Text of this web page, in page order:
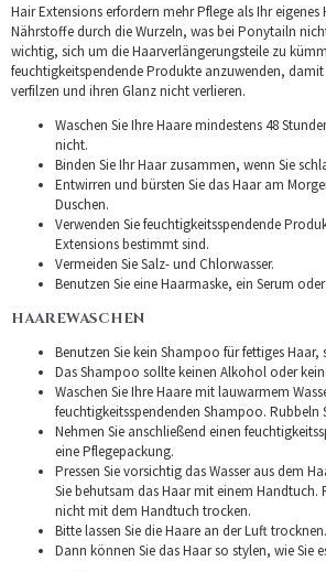
Hair Extensions erfordern mehr Pflege als Ihr eigenes
Nährstoffe durch die Wurzeln, was bei Ponytailn
wichtig, sich um die Haarverlängerungsteile zu
feuchtigkeitspendende Produkte anzuwenden,
verfilzen und ihren Glanz nicht verlieren.
Waschen Sie Ihre Haare mindestens 48
nicht.
Binden Sie Ihr Haar zusammen, wenn Sie
Entwirren und bürsten Sie das Haar am
Duschen.
Verwenden Sie feuchtigkeitsspendende
Extensions bestimmt sind.
Vermeiden Sie Salz- und Chlorwasser.
Benutzen Sie eine Haarmaske, ein Serum
HAAREWASCHEN
Benutzen Sie kein Shampoo für fettiges Haar,
Das Shampoo sollte keinen Alkohol oder
Waschen Sie Ihre Haare mit lauwarmem
feuchtigkeitsspendenden Shampoo. Rubbeln
Nehmen Sie anschließend einen
eine Pflegepackung.
Pressen Sie vorsichtig das Wasser aus dem
Sie behutsam das Haar mit einem Handtuch.
nicht mit dem Handtuch trocken.
Bitte lassen Sie die Haare an der Luft trocknen.
Dann können Sie das Haar so stylen, wie Sie